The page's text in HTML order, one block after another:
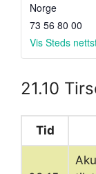
Norge
73 56 80 00
Vis Steds
21.10
Tid